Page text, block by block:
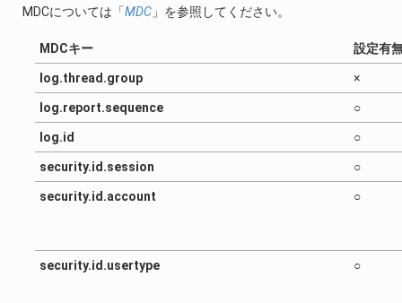
MDCについては「MDC 」を参照してください。
MDCキー 設定有
log.thread.group ×
log.report.sequence ○
log.id ○
security.id.session ○
security.id.account ○
security.id.usertype ○